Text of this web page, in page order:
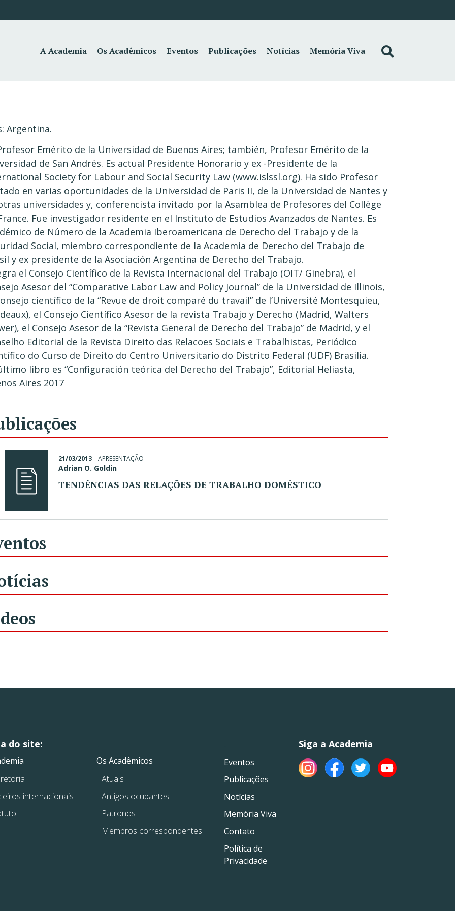
A Academia Os Acadêmicos Eventos Publicações Notícias Memória Viva
Argentina.
Emérito de la Universidad de Buenos Aires; también, Profesor Emérito de la
de San Andrés. Es actual Presidente Honorario y ex -Presidente de la
Society for Labour and Social Security Law (www.islssl.org). Ha sido Profesor
en varias oportunidades de la Universidad de Paris II, de la Universidad de Nantes y
universidades y, conferencista invitado por la Asamblea de Profesores del Collège
Fue investigador residente en el Instituto de Estudios Avanzados de Nantes. Es
de Número de la Academia Iberoamericana de Derecho del Trabajo y de la
Social, miembro correspondiente de la Academia de Derecho del Trabajo de
y ex presidente de la Asociación Argentina de Derecho del Trabajo.
el Consejo Científico de la Revista Internacional del Trabajo (OIT/ Ginebra), el
Asesor del “Comparative Labor Law and Policy Journal” de la Universidad de Illinois,
científico de la “Revue de droit comparé du travail” de l’Université Montesquieu,
el Consejo Científico Asesor de la revista Trabajo y Derecho (Madrid, Walters
el Consejo Asesor de la “Revista General de Derecho del Trabajo” de Madrid, y el
Editorial de la Revista Direito das Relacoes Sociais e Trabalhistas, Periódico
do Curso de Direito do Centro Universitario do Distrito Federal (UDF) Brasilia.
libro es “Configuración teórica del Derecho del Trabajo”, Editorial Heliasta,
Aires 2017
21/03/2013 -APRESENTAÇÃO
Adrian O. Goldin
TENDÊNCIAS DAS RELAÇÕES DE TRABALHO DOMÉSTICO
do site:
internacionais
Os Acadêmicos
Atuais
Antigos ocupantes
Patronos
Membros correspondentes
Eventos
Publicações
Notícias
Memória Viva
Contato
Política de
Privacidade
Siga a Academia